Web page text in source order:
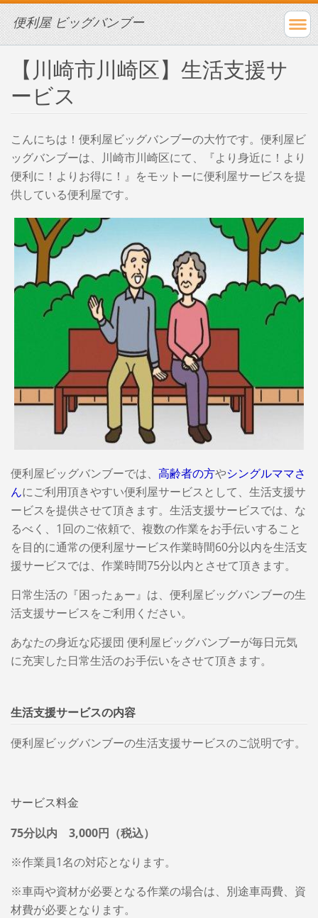
便利屋 ビッグバンブー
【川崎市川崎区】生活支援サ
ービス
こんにちは！便利屋ビッグバンブーの大竹です。便利屋ビ
ッグバンブーは、川崎市川崎区にて、『より身近に！より
便利に！よりお得に！』をモットーに便利屋サービスを提
供している便利屋です。
便利屋ビッグバンブーでは、 高齢者の方やシングルママさ
んにご利用頂きやすい便利屋サービスとして、生活支援サ
ービスを提供させて頂きます。生活支援サービスでは、な
るべく、1回のご依頼で、複数の作業をお手伝いすること
を目的に通常の便利屋サービス作業時間60分以内を生活支
援サービスでは、作業時間75分以内とさせて頂きます。
日常生活の『困ったぁー』は、便利屋ビッグバンブーの生
活支援サービスをご利用ください。
あなたの身近な応援団 便利屋ビッグバンブーが毎日元気
に充実した日常生活のお手伝いをさせて頂きます。
生活支援サービスの内容
便利屋ビッグバンブーの生活支援サービスのご説明です。
サービス料金
75分以内 3,000円（税込）
※作業員1名の対応となります。
※車両や資材が必要となる作業の場合は、別途車両費、資
材費が必要となります。